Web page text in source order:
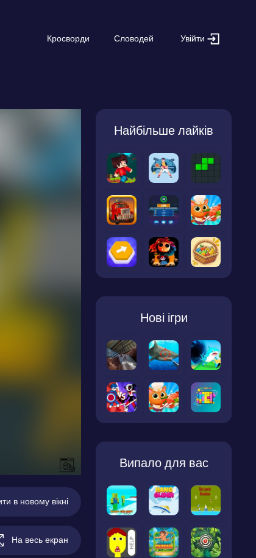
Кросворди Словодей Увійти
в новому вікні
На весь екран
Найбільше лайків
Нові ігри
Випало для вас